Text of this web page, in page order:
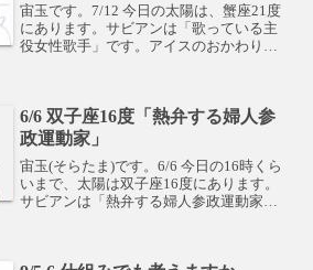
宙玉です。7/12 今日の太陽は、蟹座21度
にあります。サビアンは「歌っている主
役女性歌手」です。アイスのおかわりを
午後には獅子座...
6/6 双子座16度「熱弁する婦人参
政運動家」
宙玉(そらたま)です。6/6 今日の16時くら
いまで、太陽は双子座16度にあります。
サビアンは「熱弁する婦人参政運動家」1